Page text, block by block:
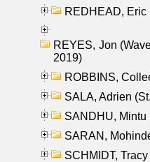
REDHEAD, Eric
REYES, Jon
2019)
ROBBINS,
SALA, Adrien
SANDHU, Mintu
SARAN,
SCHMIDT,